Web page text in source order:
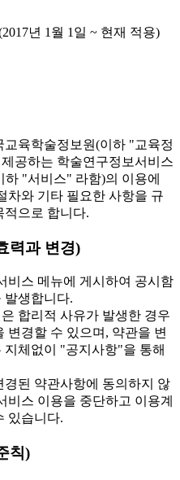
년 1월 1일 ~ 현재 적용)
교육학술정보원(이하 "교육정
공하는 학술연구정보서비스
하 "서비스" 라함)의 이용에
차와 기타 필요한 사항을 규
적으로 합니다.
력과 변경)
비스 메뉴에 게시하여 공시함
발생합니다.
합리적 사유가 발생한 경우
변경할 수 있으며, 약관을 변
지체없이 "공지사항"을 통해
된 약관사항에 동의하지 않
비스 이용을 중단하고 이용계
있습니다.
칙)